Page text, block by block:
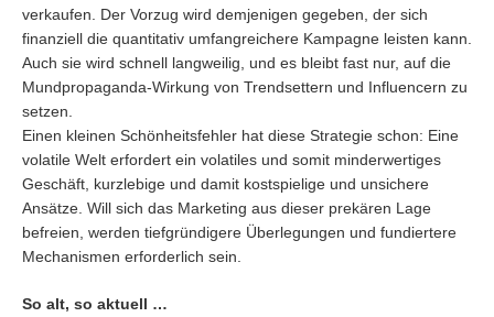
verkaufen. Der Vorzug wird demjenigen gegeben, der sich
finanziell die quantitativ umfangreichere Kampagne leisten kann.
Auch sie wird schnell langweilig, und es bleibt fast nur, auf die
Mundpropaganda-Wirkung von Trendsettern und Influencern zu
setzen.
Einen kleinen Schönheitsfehler hat diese Strategie schon: Eine
volatile Welt erfordert ein volatiles und somit minderwertiges
Geschäft, kurzlebige und damit kostspielige und unsichere
Ansätze. Will sich das Marketing aus dieser prekären Lage
befreien, werden tiefgründigere Überlegungen und fundiertere
Mechanismen erforderlich sein.
So alt, so aktuell …